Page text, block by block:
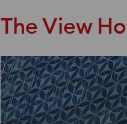
The View